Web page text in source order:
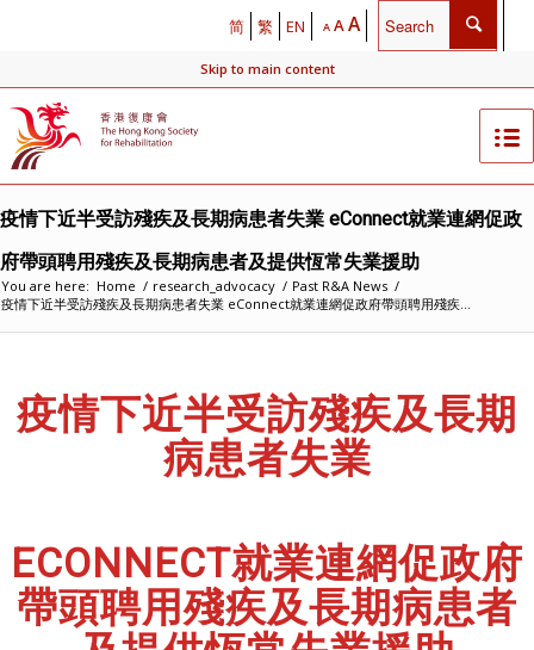
简 繁 EN A AA
Skip to main content
疫情下近半受訪殘疾及長期病患者失業 eConnect就業連網促政
府帶頭聘用殘疾及長期病患者及提供恆常失業援助
You are here: Home / research_advocacy / Past R&A News /
疫情下近半受訪殘疾及長期病患者失業 eConnect就業連網促政府帶頭聘用殘疾...
疫情下近半受訪殘疾及長期
病患者失業
ECONNECT就業連網促政府
帶頭聘用殘疾及長期病患者